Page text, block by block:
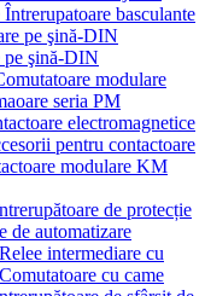
Întrerupatoare basculante
pe şină-DIN
modulare
seria PM
electromagnetice
de protecție
de automatizare
Relee intermediare cu
Comutatoare cu came